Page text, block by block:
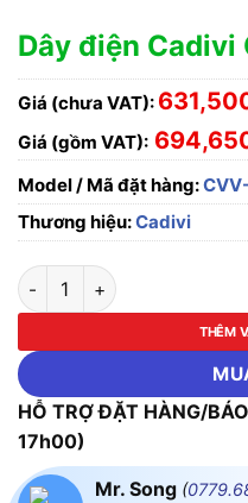
Dây điện
Giá (chưa VAT):
Giá (gồm VAT):
Model / Mã đặt hàng:
Thương hiệu:Cadivi
Dây điện Cadivi CVV
THÊM
HỖ TRỢ ĐẶT HÀNG/
17h00)
Mr. Song (